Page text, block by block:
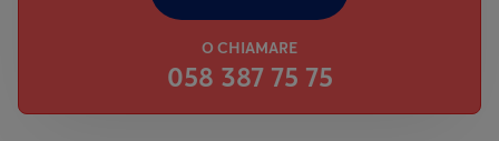
O CHIAMARE
058 387 75 75